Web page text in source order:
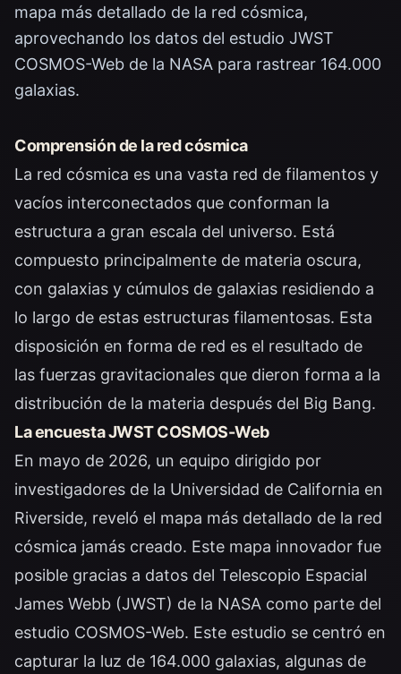
mapa más detallado de la red cósmica,
aprovechando los datos del estudio JWST
COSMOS-Web de la NASA para rastrear 164.000
galaxias.
Comprensión de la red cósmica
La red cósmica es una vasta red de filamentos y
vacíos interconectados que conforman la
estructura a gran escala del universo. Está
compuesto principalmente de materia oscura,
con galaxias y cúmulos de galaxias residiendo a
lo largo de estas estructuras filamentosas. Esta
disposición en forma de red es el resultado de
las fuerzas gravitacionales que dieron forma a la
distribución de la materia después del Big Bang.
La encuesta JWST COSMOS-Web
En mayo de 2026, un equipo dirigido por
investigadores de la Universidad de California en
Riverside, reveló el mapa más detallado de la red
cósmica jamás creado. Este mapa innovador fue
posible gracias a datos del Telescopio Espacial
James Webb (JWST) de la NASA como parte del
estudio COSMOS-Web. Este estudio se centró en
capturar la luz de 164.000 galaxias, algunas de